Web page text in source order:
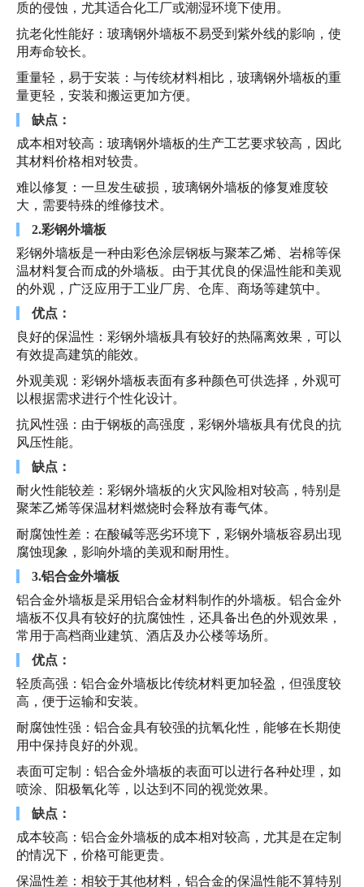
质的侵蚀，尤其适合化工厂或潮湿环境下使用。
抗老化性能好：玻璃钢外墙板不易受到紫外线的影响，使
用寿命较长。
重量轻，易于安装：与传统材料相比，玻璃钢外墙板的重
量更轻，安装和搬运更加方便。
缺点：
成本相对较高：玻璃钢外墙板的生产工艺要求较高，因此
其材料价格相对较贵。
难以修复：一旦发生破损，玻璃钢外墙板的修复难度较
大，需要特殊的维修技术。
2.彩钢外墙板
彩钢外墙板是一种由彩色涂层钢板与聚苯乙烯、岩棉等保
温材料复合而成的外墙板。由于其优良的保温性能和美观
的外观，广泛应用于工业厂房、仓库、商场等建筑中。
优点：
良好的保温性：彩钢外墙板具有较好的热隔离效果，可以
有效提高建筑的能效。
外观美观：彩钢外墙板表面有多种颜色可供选择，外观可
以根据需求进行个性化设计。
抗风性强：由于钢板的高强度，彩钢外墙板具有优良的抗
风压性能。
缺点：
耐火性能较差：彩钢外墙板的火灾风险相对较高，特别是
聚苯乙烯等保温材料燃烧时会释放有毒气体。
耐腐蚀性差：在酸碱等恶劣环境下，彩钢外墙板容易出现
腐蚀现象，影响外墙的美观和耐用性。
3.铝合金外墙板
铝合金外墙板是采用铝合金材料制作的外墙板。铝合金外
墙板不仅具有较好的抗腐蚀性，还具备出色的外观效果，
常用于高档商业建筑、酒店及办公楼等场所。
优点：
轻质高强：铝合金外墙板比传统材料更加轻盈，但强度较
高，便于运输和安装。
耐腐蚀性强：铝合金具有较强的抗氧化性，能够在长期使
用中保持良好的外观。
表面可定制：铝合金外墙板的表面可以进行各种处理，如
喷涂、阳极氧化等，以达到不同的视觉效果。
缺点：
成本较高：铝合金外墙板的成本相对较高，尤其是在定制
的情况下，价格可能更贵。
保温性差：相较于其他材料，铝合金的保温性能不算特别